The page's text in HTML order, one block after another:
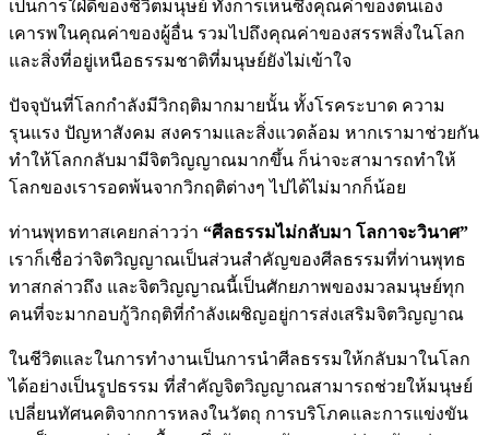
เป็นการใฝ่ดีของชีวิตมนุษย์ ทั้งการเห็นซึ่งคุณค่าของตนเอง
เคารพในคุณค่าของผู้อื่น รวมไปถึงคุณค่าของสรรพสิ่งในโลก
และสิ่งที่อยู่เหนือธรรมชาติที่มนุษย์ยังไม่เข้าใจ
ปัจจุบันที่โลกกําลังมีวิกฤติมากมายนั้น ทั้งโรคระบาด ความ
รุนแรง ปัญหาสังคม สงครามและสิ่งแวดล้อม หากเรามาช่วยกัน
ทําให้โลกกลับมามีจิตวิญญาณมากขึ้น ก็น่าจะสามารถทําให้
โลกของเรารอดพ้นจากวิกฤติต่างๆ ไปได้ไม่มากก็น้อย
ท่านพุทธทาสเคยกล่าวว่า “ศีลธรรมไม่กลับมา โลกาจะวินาศ”
เราก็เชื่อว่าจิตวิญญาณเป็นส่วนสําคัญของศีลธรรมที่ท่านพุทธ
ทาสกล่าวถึง และจิตวิญญาณนี้เป็นศักยภาพของมวลมนุษย์ทุก
คนที่จะมากอบกู้วิกฤติที่กําลังเผชิญอยู่การส่งเสริมจิตวิญญาณ
ในชีวิตและในการทํางานเป็นการนําศีลธรรมให้กลับมาในโลก
ได้อย่างเป็นรูปธรรม ที่สําคัญจิตวิญญาณสามารถช่วยให้มนุษย์
เปลี่ยนทัศนคติจากการหลงในวัตถุ การบริโภคและการแข่งขัน